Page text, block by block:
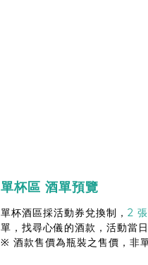
單杯區 酒單預覽
單杯酒區採活動券兌換制， 2
單，找尋心儀的酒款，活動當
※ 酒款售價為瓶裝之售價，非單